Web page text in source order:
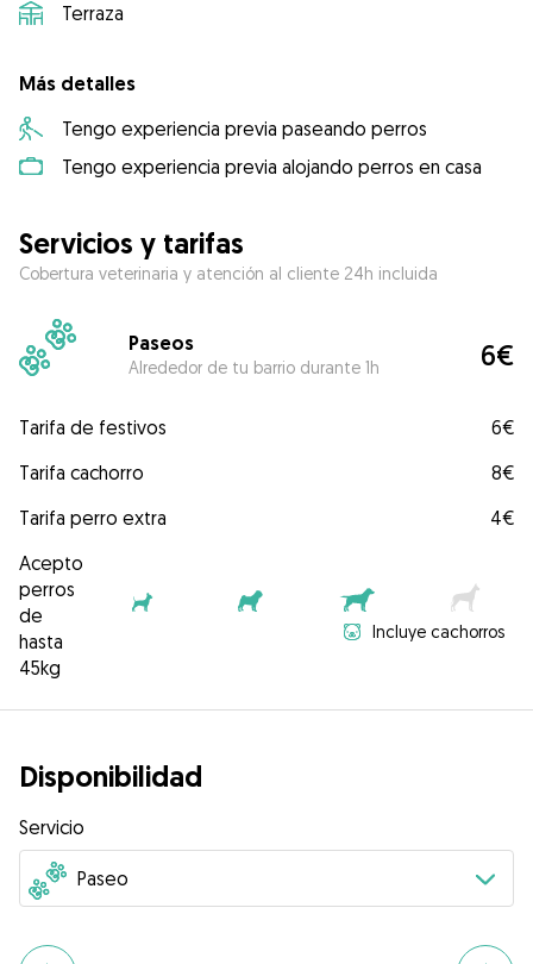
Terraza
Más detalles
Tengo experiencia previa paseando perros
Tengo experiencia previa alojando perros en casa
Servicios y tarifas
Cobertura veterinaria y atención al cliente 24h incluida
Paseos
Alrededor de tu barrio durante 1h 6€
Tarifa de festivos
6€
Tarifa cachorro
8€
Tarifa perro extra
4€
Acepto
perros
de
hasta
45kg
Incluye cachorros
Disponibilidad
Servicio